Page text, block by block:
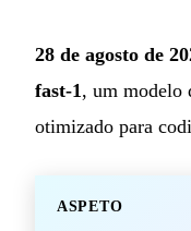
28 de agosto de
fast-1, um modelo
otimizado para
ASPETO